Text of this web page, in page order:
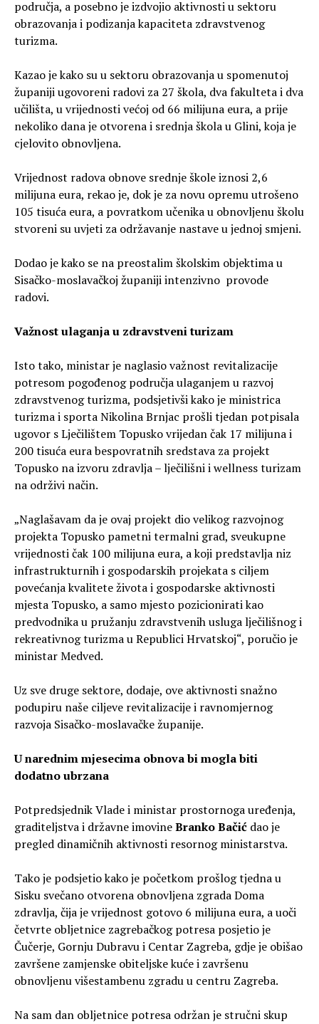
područja, a posebno je izdvojio aktivnosti u sektoru
obrazovanja i podizanja kapaciteta zdravstvenog
turizma.
Kazao je kako su u sektoru obrazovanja u spomenutoj
županiji ugovoreni radovi za 27 škola, dva fakulteta i dva
učilišta, u vrijednosti većoj od 66 milijuna eura, a prije
nekoliko dana je otvorena i srednja škola u Glini, koja je
cjelovito obnovljena.
Vrijednost radova obnove srednje škole iznosi 2,6
milijuna eura, rekao je, dok je za novu opremu utrošeno
105 tisuća eura, a povratkom učenika u obnovljenu školu
stvoreni su uvjeti za održavanje nastave u jednoj smjeni.
Dodao je kako se na preostalim školskim objektima u
Sisačko-moslavačkoj županiji intenzivno provode
radovi.
Važnost ulaganja u zdravstveni turizam
Isto tako, ministar je naglasio važnost revitalizacije
potresom pogođenog područja ulaganjem u razvoj
zdravstvenog turizma, podsjetivši kako je ministrica
turizma i sporta Nikolina Brnjac prošli tjedan potpisala
ugovor s Lječilištem Topusko vrijedan čak 17 milijuna i
200 tisuća eura bespovratnih sredstava za projekt
Topusko na izvoru zdravlja – lječilišni i wellness turizam
na održivi način.
„Naglašavam da je ovaj projekt dio velikog razvojnog
projekta Topusko pametni termalni grad, sveukupne
vrijednosti čak 100 milijuna eura, a koji predstavlja niz
infrastrukturnih i gospodarskih projekata s ciljem
povećanja kvalitete života i gospodarske aktivnosti
mjesta Topusko, a samo mjesto pozicionirati kao
predvodnika u pružanju zdravstvenih usluga lječilišnog i
rekreativnog turizma u Republici Hrvatskoj“, poručio je
ministar Medved.
Uz sve druge sektore, dodaje, ove aktivnosti snažno
podupiru naše ciljeve revitalizacije i ravnomjernog
razvoja Sisačko-moslavačke županije.
U narednim mjesecima obnova bi mogla biti
dodatno ubrzana
Potpredsjednik Vlade i ministar prostornoga uređenja,
graditeljstva i državne imovineBranko Bačić dao je
pregled dinamičnih aktivnosti resornog ministarstva.
Tako je podsjetio kako je početkom prošlog tjedna u
Sisku svečano otvorena obnovljena zgrada Doma
zdravlja, čija je vrijednost gotovo 6 milijuna eura, a uoči
četvrte obljetnice zagrebačkog potresa posjetio je
Čučerje, Gornju Dubravu i Centar Zagreba, gdje je obišao
završene zamjenske obiteljske kuće i završenu
obnovljenu višestambenu zgradu u centru Zagreba.
Na sam dan obljetnice potresa održan je stručni skup